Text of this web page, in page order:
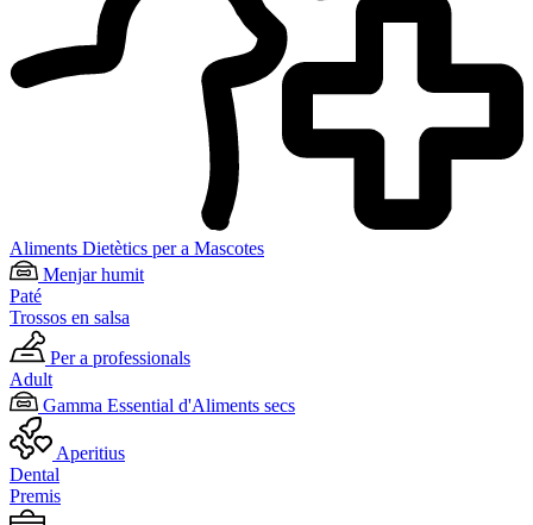
Aliments Dietètics per a Mascotes
Menjar humit
Paté
Trossos en salsa
Per a professionals
Adult
Gamma Essential d'Aliments secs
Aperitius
Dental
Premis